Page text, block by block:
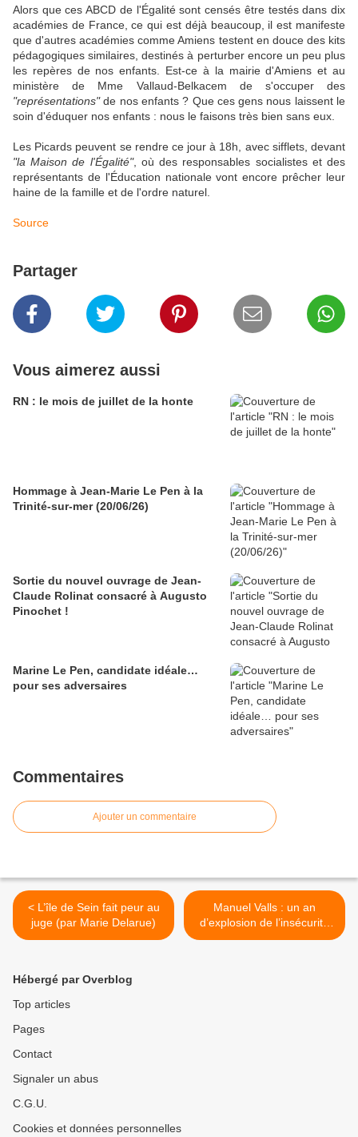
Alors que ces ABCD de l'Égalité sont censés être testés dans dix
académies de France, ce qui est déjà beaucoup, il est manifeste
que d'autres académies comme Amiens testent en douce des kits
pédagogiques similaires, destinés à perturber encore un peu plus
les repères de nos enfants. Est-ce à la mairie d'Amiens et au
ministère de Mme Vallaud-Belkacem de s'occuper des
"représentations"de nos enfants ? Que ces gens nous laissent le
soin d'éduquer nos enfants : nous le faisons très bien sans eux.
Les Picards peuvent se rendre ce jour à 18h, avec sifflets, devant
"la Maison de l'Égalité", où des responsables socialistes et des
représentants de l'Éducation nationale vont encore prêcher leur
haine de la famille et de l'ordre naturel.
Source
Partager
Vous aimerez aussi
RN : le mois de juillet de la honte
Hommage à Jean-Marie Le Pen à la
Trinité-sur-mer (20/06/26)
Sortie du nouvel ouvrage de Jean-
Claude Rolinat consacré à Augusto
Pinochet !
Marine Le Pen, candidate idéale…
pour ses adversaires
Commentaires
Ajouter un commentaire
< L’île de Sein fait peur au
juge (par Marie Delarue)
Manuel Valls : un an
d’explosion de l’insécurité
en chiffres ! >
Hébergé par Overblog
Top articles
Pages
Contact
Signaler un abus
C.G.U.
Cookies et données personnelles